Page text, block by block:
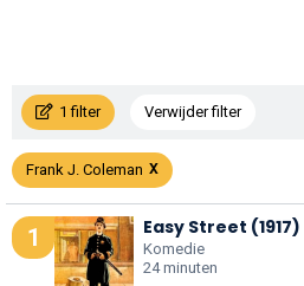
1 filter Verwijder filter
Frank J. Coleman
1 Easy Street (1917)
Komedie
24 minuten